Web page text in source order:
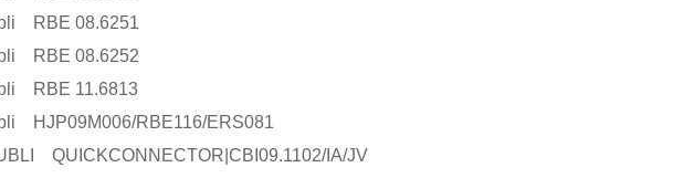
RBE 08.6251
RBE 08.6252
RBE 11.6813
HJP09M006/RBE116/ERS081
QUICKCONNECTOR|CBI09.1102/IA/JV